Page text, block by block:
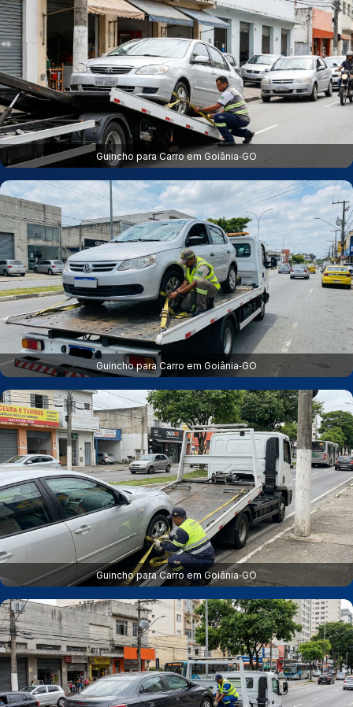
Guincho para Carro em Goiânia‑GO
Guincho para Carro em Goiânia‑GO
Guincho para Carro em Goiânia‑GO